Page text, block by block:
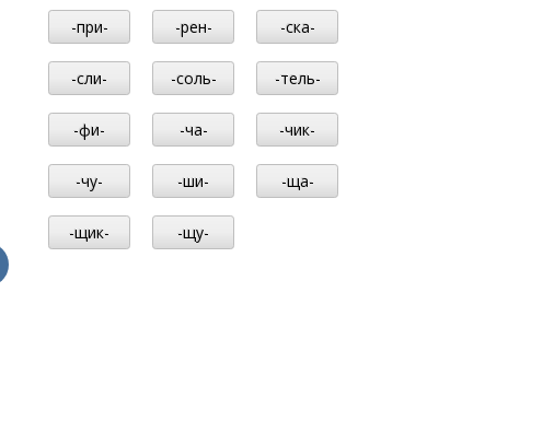
-при- -рен- -ска-
-сли- -соль- -тель-
-фи- -ча- -чик-
-чу- -ши- -ща-
-щик- -щу-